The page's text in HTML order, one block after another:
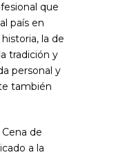
que
país en
la de
tradición y
personal y
también
de
a la